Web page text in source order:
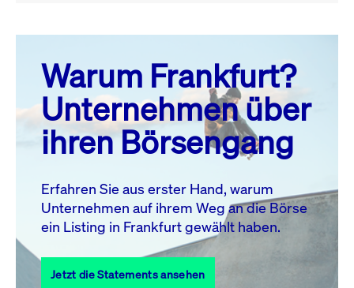
August 26
MO. DI. MI. DO. FR. SA. SO.
1
2
3
4 5 6 7 8
10 11 13 14
17
18 19 20 21 22
23
27 28
31
Warum Frankfurt?
Unternehmen über
ihren Börsengang
Erfahren Sie aus erster Hand, warum
Unternehmen auf ihrem Weg an die Börse
ein Listing in Frankfurt gewählt haben.
Jetzt die Statements ansehen